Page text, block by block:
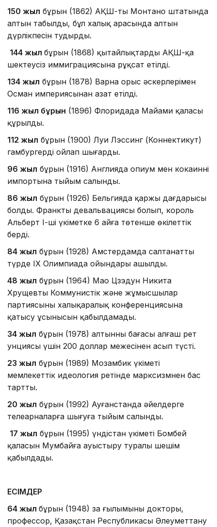
150 жыл бұрын (1862) АҚШ-тың Монтано штатында
алтын табылды, бұл халық арасында алтын
дүрлікпесін тудырды.
144 жыл бұрын (1868) қытайлықтардың АҚШ-қа
шектеусіз иммиграциясына рұқсат етілді.
134 жыл бұрын (1878) Варна орыс әскерлерімен
Осман империясынан азат етілді.
116 жыл бұрын (1896) Флоридада Майами қаласы
құрылды.
112 жыл бұрын (1900) Луи Лэссинг (Коннектикут)
гамбургерді ойлап шығарды.
96 жыл бұрын (1916) Англияда опиум мен кокаиннің
импортына тыйым салынды.
86 жыл бұрын (1926) Бельгияда қаржы дағдарысы
болды. Франктың девальвациясы болып, король
Альберт І-ші үкіметке 6 айға төтенше өкілеттік
берді.
84 жыл бұрын (1928) Амстердамда салтанатты
түрде ІХ Олимпиада ойындары ашылды.
48 жыл бұрын (1964) Мао Цзэдун Никита
Хрущевтың Коммунистік және жұмысшылар
партиясының халықаралық конференциясына
қатысу ұсынысын қабылдамады.
34 жыл бұрын (1978) алтынның бағасы алғаш рет
унциясы үшін 200 доллар межесінен асып түсті.
23 жыл бұрын (1989) Мозамбик үкіметі
мемлекеттік идеология ретінде марксизмнен бас
тартты.
20 жыл бұрын (1992) Ауғанстанда әйелдерге
телеарналарға шығуға тыйым салынды.
17 жыл бұрын (1995) үндістан үкіметі Бомбей
қаласын Мумбайға ауыстыру туралы шешім
қабылдады.
ЕСІМДЕР
64 жыл бұрын (1948) заң ғылымының докторы,
профессор, Қазақстан Республикасы Әлеуметтану